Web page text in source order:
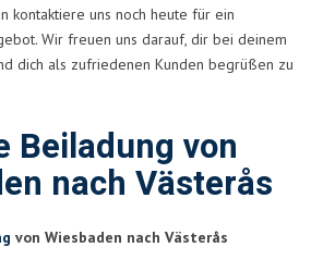
kontaktiere uns noch heute für ein
Wir freuen uns darauf, dir bei deinem
dich als zufriedenen Kunden begrüßen zu
Beiladung von
nach Västerås
von Wiesbaden nach Västerås